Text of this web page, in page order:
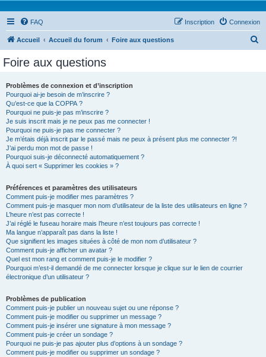
FAQ Connexion
Inscription
Accueil Accueil du forum Foire aux questions
Foire aux questions
Problèmes de connexion et d’inscription
Pourquoi ai-je besoin de m’inscrire ?
Qu’est-ce que la COPPA ?
Pourquoi ne puis-je pas m’inscrire ?
Je suis inscrit mais je ne peux pas me connecter !
Pourquoi ne puis-je pas me connecter ?
Je m’étais déjà inscrit par le passé mais ne peux à présent plus me connecter ?!
J’ai perdu mon mot de passe !
Pourquoi suis-je déconnecté automatiquement ?
À quoi sert « Supprimer les cookies » ?
Préférences et paramètres des utilisateurs
Comment puis-je modifier mes paramètres ?
Comment puis-je masquer mon nom d’utilisateur de la liste des utilisateurs en ligne ?
L’heure n’est pas correcte !
J’ai réglé le fuseau horaire mais l’heure n’est toujours pas correcte !
Ma langue n’apparaît pas dans la liste !
Que signifient les images situées à côté de mon nom d’utilisateur ?
Comment puis-je afficher un avatar ?
Quel est mon rang et comment puis-je le modifier ?
Pourquoi m’est-il demandé de me connecter lorsque je clique sur le lien de courrier
électronique d’un utilisateur ?
Problèmes de publication
Comment puis-je publier un nouveau sujet ou une réponse ?
Comment puis-je modifier ou supprimer un message ?
Comment puis-je insérer une signature à mon message ?
Comment puis-je créer un sondage ?
Pourquoi ne puis-je pas ajouter plus d’options à un sondage ?
Comment puis-je modifier ou supprimer un sondage ?